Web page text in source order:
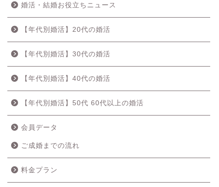
婚活・結婚お役立ちニュース
【年代別婚活】20代の婚活
【年代別婚活】30代の婚活
【年代別婚活】40代の婚活
【年代別婚活】50代 60代以上の婚活
会員データ
ご成婚までの流れ
料金プラン